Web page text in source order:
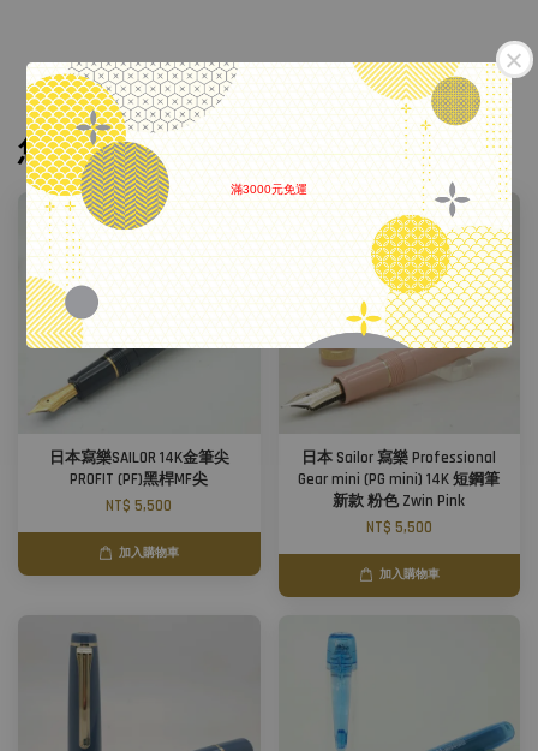
滿3000元免運
您可能也喜歡
日本寫樂SAILOR 14K金筆尖
PROFIT (PF)黑桿MF尖
NT$ 5,500
加入購物車
日本 Sailor 寫樂 Professional
Gear mini (PG mini) 14K 短鋼筆
新款 粉色 Zwin Pink
NT$ 5,500
加入購物車